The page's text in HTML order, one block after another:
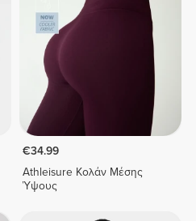
€34.99
Athleisure Κολάν Μέσης
Ύψους